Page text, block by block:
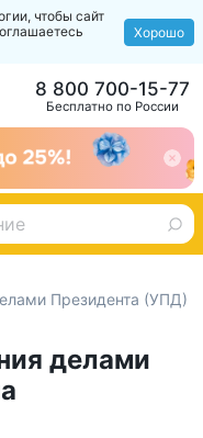
чтобы сайт
Хорошо
Бесплатно по России
8 800 700-15-77
Президента (УПД)
делами